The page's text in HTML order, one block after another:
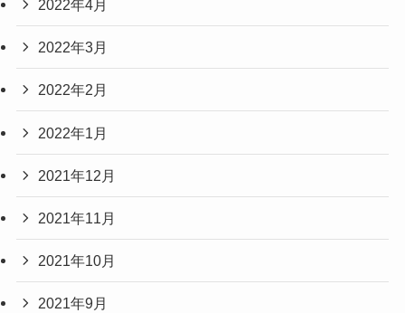
2022年4月
2022年3月
2022年2月
2022年1月
2021年12月
2021年11月
2021年10月
2021年9月